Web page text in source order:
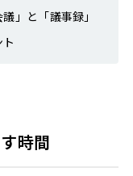
」と「議事録」
時間